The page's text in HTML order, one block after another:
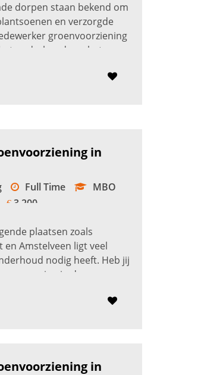
dorpen staan bekend om
en verzorgde
groenvoorziening
onderhoud van het
Heemstede, B...
in
Full Time
MBO
-€ 3.200
plaatsen zoals
Amstelveen ligt veel
nodig heeft. Heb jij
ervaring in de
je graag praktisch...
in